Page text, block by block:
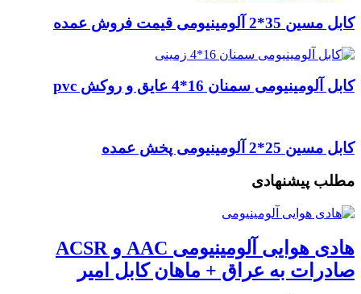
کابل مسین 35*2 آلومینیومی قیمت فروش عمده
کابل آلومینیومی سمنان 16*4 عایق و روکش pvc
کابل مسین 25*2 آلومینیومی پخش عمده
مطلب پیشنهادی
هادی هوایی آلومینیومی AAC و ACSR
صادرات به عراق + ماهان کابل امیر